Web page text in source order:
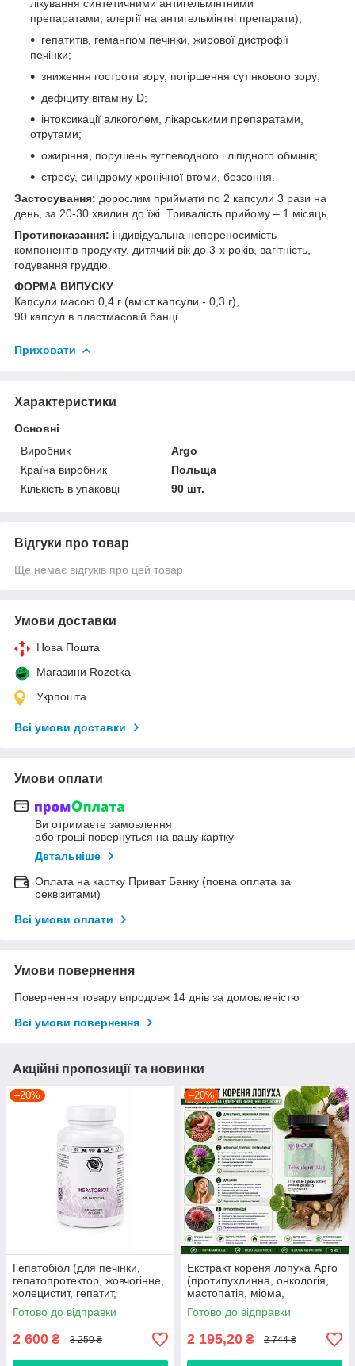
лікування синтетичними антигельмінтними
препаратами, алергії на антигельмінтні препарати);
гепатитів, гемангіом печінки, жирової дистрофії
печінки;
зниження гостроти зору, погіршення сутінкового зору;
дефіциту вітаміну D;
інтоксикації алкоголем, лікарськими препаратами,
отрутами;
ожиріння, порушень вуглеводного і ліпідного обмінів;
стресу, синдрому хронічної втоми, безсоння.
Застосування: дорослим приймати по 2 капсули 3 рази на
день, за 20-30 хвилин до їжі. Тривалість прийому – 1 місяць.
Протипоказання: індивідуальна непереносимість
компонентів продукту, дитячий вік до 3-х років, вагітність,
годування груддю.
ФОРМА ВИПУСКУ
Капсули масою 0,4 г (вміст капсули - 0,3 г),
90 капсул в пластмасовій банці.
Приховати
Характеристики
Основні
Виробник
Argo
Країна виробник
Польща
Кількість в упаковці
90 шт.
Відгуки про товар
Ще немає відгуків про цей товар
Умови доставки
Нова Пошта
Магазини Rozetka
Укрпошта
Всі умови доставки
Умови оплати
Ви отримаєте замовлення
або гроші повернуться на вашу картку
Детальніше
Оплата на картку Приват Банку (повна оплата за
реквізитами)
Всі умови оплати
Умови повернення
Повернення товару впродовж 14 днів за домовленістю
Всі умови повернення
Акційні пропозиції та новинки
–20%
Гепатобіол (для печінки,
гепатопротектор, жовчогінне,
холецистит, гепатит,
атеросклероз, ішемія,
гіпертонія, гастрит,
панкреатит)
Готово до відправки
2 600 ₴ 3 250 ₴
–20%
Екстракт кореня лопуха Арго
(протипухлинна, онкологія,
мастопатія, міома,
очищення, алергія,
інтоксикація)
Готово до відправки
2 195,20 ₴ 2 744 ₴